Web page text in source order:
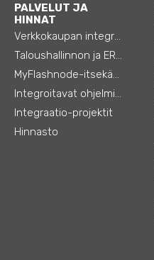
PALVELUT JA
HINNAT
Verkkokaupan integraatiot
Taloushallinnon ja ERP:n integraatiot
MyFlashnode-itsekäyttö-automaatio
Integroitavat ohjelmistot
Integraatio-projektit
Hinnasto